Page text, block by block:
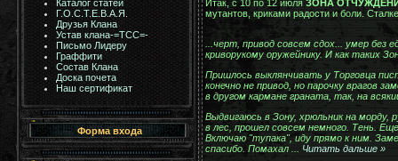
Каталог статей
Г.О.С.Т.Е.В.А.Я.
Друзья Клана
Устав клана-=ТСС=-
Письмо Лидеру
Граффити
Состав Клана
Доска почета
Наш сертификат
Форма входа
Итак, с 10 по 12 июля ЗОНА
мутантов, криками радости и боли.
...черт, привод совсем сдох... умер без
криворукому оружейнику. И как таких
Пришлось выклянчивать у Торговца
конечно не привод, но парочку врагов
в другом кармане граната, так, на
Выдвигаюсь в Зону, хрюльник на морду,
в лес, прошел совсем немного. Тень.
Включаю "тупака", иду прямо к ним.
спасибо. Помахал
Читать дальше »